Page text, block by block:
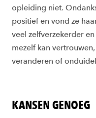
opleiding niet.
positief en vond ze
veel zelfverzekerder
mezelf kan
veranderen of
KANSEN GENOEG